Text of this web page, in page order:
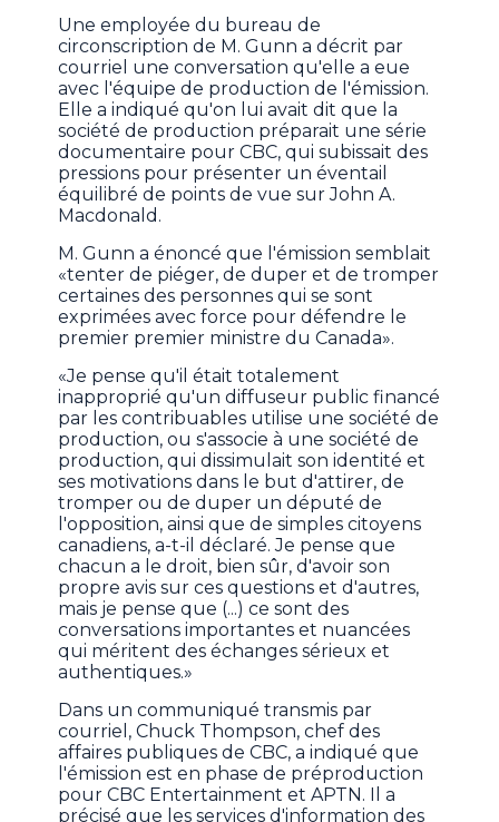
Une employée du bureau de
circonscription de M. Gunn a décrit par
courriel une conversation qu'elle a eue
avec l'équipe de production de l'émission.
Elle a indiqué qu'on lui avait dit que la
société de production préparait une série
documentaire pour CBC, qui subissait des
pressions pour présenter un éventail
équilibré de points de vue sur John A.
Macdonald.
M. Gunn a énoncé que l'émission semblait
«tenter de piéger, de duper et de tromper
certaines des personnes qui se sont
exprimées avec force pour défendre le
premier premier ministre du Canada».
«Je pense qu'il était totalement
inapproprié qu'un diffuseur public financé
par les contribuables utilise une société de
production, ou s'associe à une société de
production, qui dissimulait son identité et
ses motivations dans le but d'attirer, de
tromper ou de duper un député de
l'opposition, ainsi que de simples citoyens
canadiens, a-t-il déclaré. Je pense que
chacun a le droit, bien sûr, d'avoir son
propre avis sur ces questions et d'autres,
mais je pense que (...) ce sont des
conversations importantes et nuancées
qui méritent des échanges sérieux et
authentiques.»
Dans un communiqué transmis par
courriel, Chuck Thompson, chef des
affaires publiques de CBC, a indiqué que
l'émission est en phase de préproduction
pour CBC Entertainment et APTN. Il a
précisé que les services d'information des